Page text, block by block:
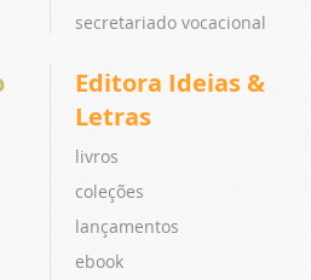
secretariado vocacional
Editora Ideias &
Letras
livros
coleções
lançamentos
ebook